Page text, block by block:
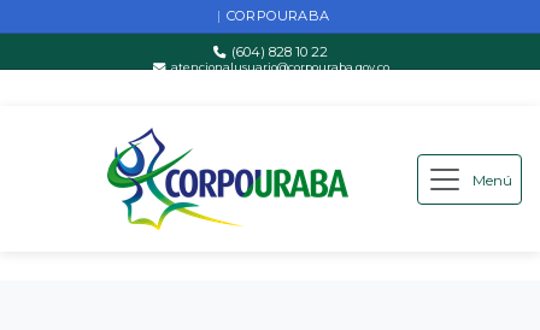
Saltar al contenido principal
| CORPOURABA
(604) 828 10 22
atencionalusuario@corpouraba.gov.co
Menú